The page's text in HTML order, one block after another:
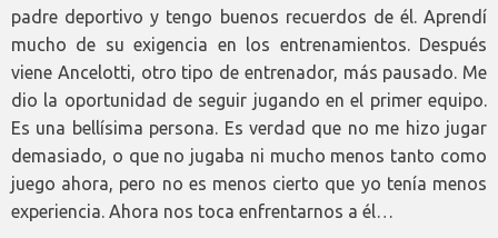
padre deportivo y tengo buenos recuerdos de él. Aprendí
mucho de su exigencia en los entrenamientos. Después
viene Ancelotti, otro tipo de entrenador, más pausado. Me
dio la oportunidad de seguir jugando en el primer equipo.
Es una bellísima persona. Es verdad que no me hizo jugar
demasiado, o que no jugaba ni mucho menos tanto como
juego ahora, pero no es menos cierto que yo tenía menos
experiencia. Ahora nos toca enfrentarnos a él…